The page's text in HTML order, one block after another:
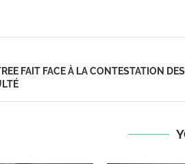
FAIT FACE À LA CONTESTATION DES